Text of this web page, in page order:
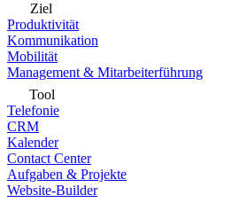
Ziel
Produktivität
Kommunikation
Mobilität
Management & Mitarbeiterführung
Tool
Telefonie
CRM
Kalender
Contact Center
Aufgaben & Projekte
Website-Builder